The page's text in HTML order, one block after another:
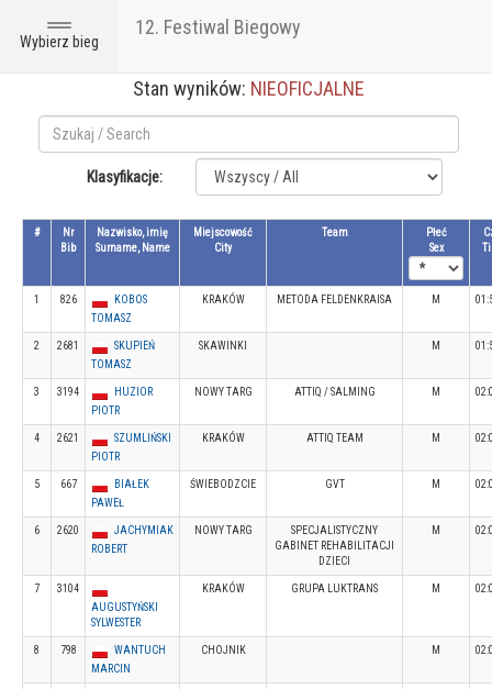
Toggle
navigation
Wybierz bieg
12. Festiwal Biegowy
Stan wyników: NIEOFICJALNE
Klasyfikacje:
#
Nr
Bib
Nazwisko, imię
Surname, Name
Miejscowość
City
Team
Płeć
Sex
1 826
KOBOS
TOMASZ
KRAKÓW METODA FELDENKRAISA M
2 2681
SKUPIEŃ
TOMASZ
SKAWINKI M
3 3194
HUZIOR
PIOTR
NOWY TARG ATTIQ / SALMING M
4 2621
SZUMLIŃSKI
PIOTR
KRAKÓW ATTIQ TEAM M
5 667
BIAŁEK
PAWEŁ
ŚWIEBODZCIE GVT M
6 2620
JACHYMIAK
ROBERT
NOWY TARG
SPECJALISTYCZNY
GABINET REHABILITACJI
DZIECI
M
7
3104
AUGUSTYŃSKI
SYLWESTER
KRAKÓW GRUPA LUKTRANS M
8 798
WANTUCH
MARCIN
CHOJNIK M